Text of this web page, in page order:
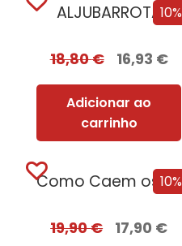
10%
ALJUBARROTA
18,80€ 16,93 €
Adicionar ao
carrinho
10%
Como Caem os Tiranos e Como Sobrevivem as Nações
19,90€ 17,90 €